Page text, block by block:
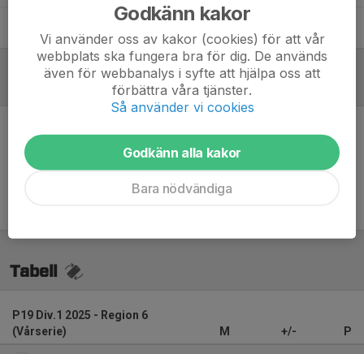
Tabell
P19 Div.1 2025 - Region 6
(Vårserie)
M +/- P
Godkänn kakor
Vi använder oss av kakor (cookies) för att vår
webbplats ska fungera bra för dig. De används
även för webbanalys i syfte att hjälpa oss att
förbättra våra tjänster.
Så använder vi cookies
Godkänn alla kakor
Bara nödvändiga